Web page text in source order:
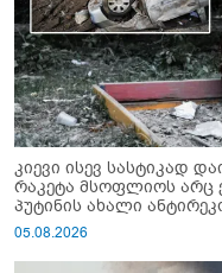
კიევი ისევ სასტიკად
რაკეტა მსოფლიოს არც
პუტინის ახალი
05.08.2026